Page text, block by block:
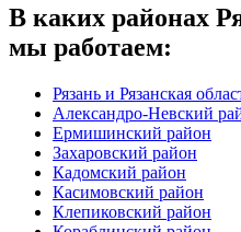
В каких районах
мы работаем:
Рязань и Рязанская
Александро-Невский
Ермишинский район
Захаровский район
Кадомский район
Касимовский район
Клепиковский район